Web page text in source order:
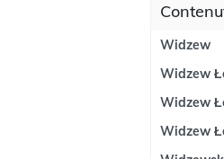
Widzew
Widzew
Widzew
Widzew